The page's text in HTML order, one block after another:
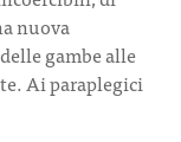
nuova
gambe alle
Ai paraplegici